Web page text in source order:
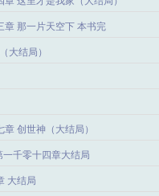
章 那一片天空下 本书完
大结局）
创世神（大结局）
一千零十四章大结局
大结局